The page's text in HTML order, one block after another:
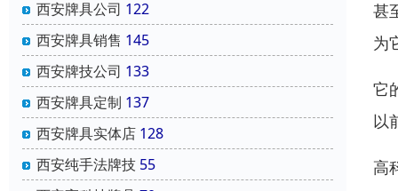
西安牌具公司 122
西安牌具销售 145
西安牌技公司 133
西安牌具定制 137
西安牌具实体店 128
西安纯手法牌技 55
甚
为
它
以
高